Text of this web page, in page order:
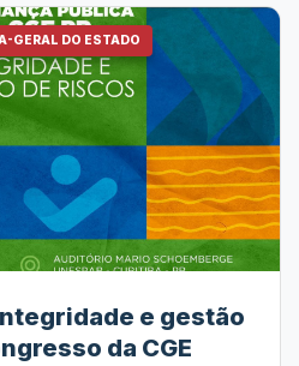
GERAL DO ESTADO
e gestão
da CGE